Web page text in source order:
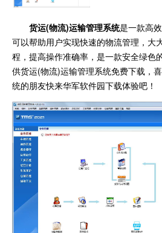
货运(物流)运输管理系统是一款高
可以帮助用户实现快速的物流管理，大
程，提高操作准确率，是一款安全绿色
供货运(物流)运输管理系统免费下载，
统的朋友快来华军软件园下载体验吧！